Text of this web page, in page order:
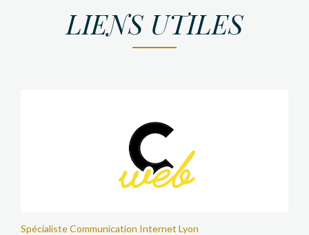
LIENS UTILES
Spécialiste Communication Internet Lyon